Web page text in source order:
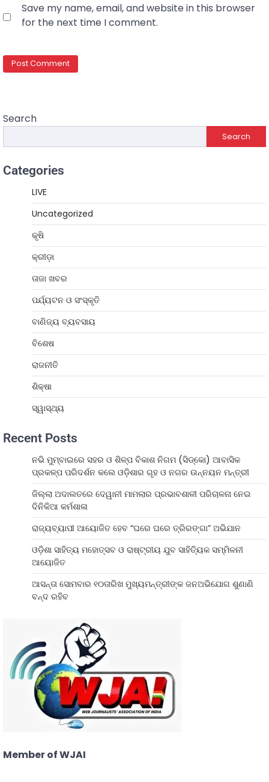
Save my name, email, and website in this browser
for the next time I comment.
Search
Search
Categories
LIVE
Uncategorized
କୃଷି
କ୍ରୀଡ଼ା
ତାଜା ଖବର
ପର୍ଯ୍ୟଟନ ଓ ସଂସ୍କୃତି
ବାଣିଜ୍ୟ ବ୍ୟବସାୟ
ବିଶେଷ
ରାଜନୀତି
ଶିକ୍ଷା
ସ୍ୱାସ୍ଥ୍ୟ
Recent Posts
ନଭି ମୁମ୍ବାଇରେ ସହର ଓ ଶିଳ୍ପ ବିକାଶ ନିଗମ (ସିଡ୍‌କୋ) ଆବାସିକ
ପ୍ରକଳ୍ପ ପରିଦର୍ଶନ କଲେ ଓଡ଼ିଶାର ଗୃହ ଓ ନଗର ଉନ୍ନୟନ ମନ୍ତ୍ରୀ
ଜିଲ୍ଲା ଅଦାଲତରେ ଦେୱାନୀ ମାମଲାର ପ୍ରଭାବଶାଳୀ ପରିଚାଳନା ନେଇ
ଦିନିକିଆ କର୍ମଶାଳା
ରାଜ୍ୟବ୍ୟାପୀ ଆୟୋଜିତ ହେବ “ଘରେ ଘରେ ତ୍ରିରଙ୍ଗା” ଅଭିଯାନ
ଓଡ଼ିଶା ସାହିତ୍ୟ ମହୋତ୍ସବ ଓ ରାଷ୍ଟ୍ରୀୟ ଯୁବ ସାହିତ୍ୟିକ ସମ୍ମିଳନୀ
ଆୟୋଜିତ
ଆସନ୍ତା ସୋମବାର ୧୦ତାରିଖ ମୁଖ୍ୟମନ୍ତ୍ରୀଙ୍କ ଜନଅଭିଯୋଗ ଶୁଣାଣି
ବନ୍ଦ ରହିବ
Member of WJAI